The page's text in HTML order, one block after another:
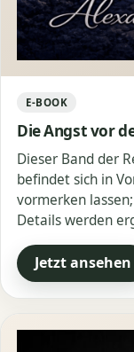
E-BOOK
Die Angst vor
Dieser Band der
befindet sich in
vormerken
Details werden
Jetzt ansehen